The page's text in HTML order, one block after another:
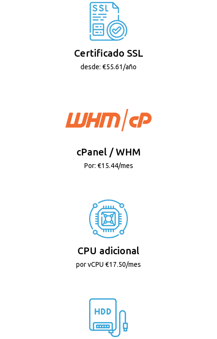
Certificado SSL
desde: €55.61/año
cPanel / WHM
Por: €15.44/mes
CPU adicional
por vCPU €17.50/mes